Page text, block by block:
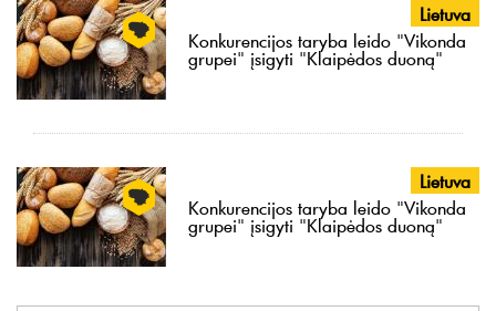
Lietuva
Konkurencijos taryba leido "Vikonda
grupei" įsigyti "Klaipėdos duoną"
Lietuva
Konkurencijos taryba leido "Vikonda
grupei" įsigyti "Klaipėdos duoną"